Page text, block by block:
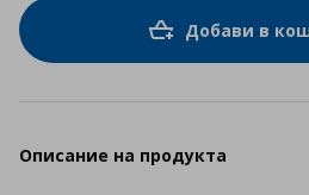
Добави в
Описание на продукта